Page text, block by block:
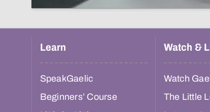
Learn
SpeakGaelic
Beginners’ Course
Watch &
Watch
The Little